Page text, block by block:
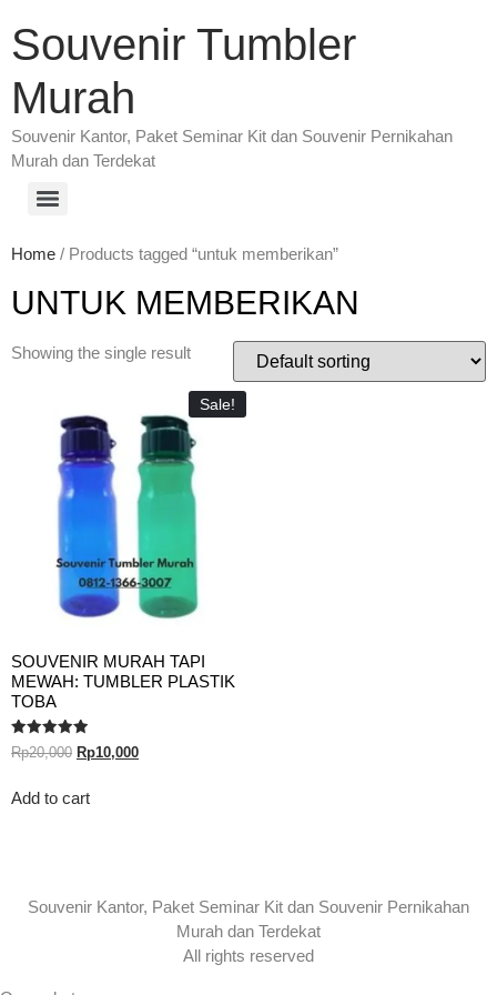
Souvenir Tumbler
Murah
Souvenir Kantor, Paket Seminar Kit dan Souvenir Pernikahan
Murah dan Terdekat
Home / Products tagged “untuk memberikan”
UNTUK MEMBERIKAN
Showing the single result
Sale!
SOUVENIR MURAH TAPI
MEWAH: TUMBLER PLASTIK
TOBA
Rated
5.00
Rp20,000 Rp10,000
Add to cart
Souvenir Kantor, Paket Seminar Kit dan Souvenir Pernikahan
Murah dan Terdekat
All rights reserved